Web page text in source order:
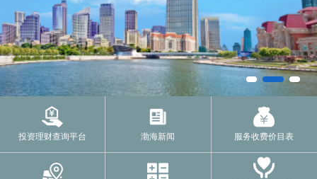
投资理财查询平台 渤海新闻 服务收费价目表